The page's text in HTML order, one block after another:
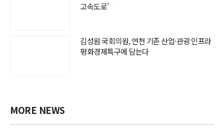
고속도로’
김성원 국회의원, 연천 기존 산업·관광 인프라
평화경제특구에 담는다
MORE NEWS